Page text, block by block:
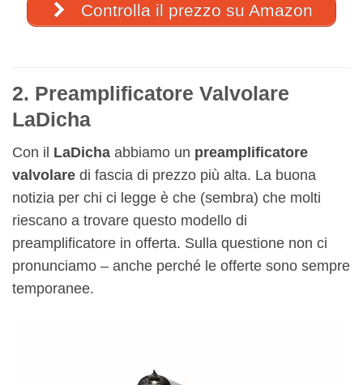
Controlla il prezzo su Amazon
2. Preamplificatore Valvolare
LaDicha
Con il LaDicha abbiamo un preamplificatore
valvolare di fascia di prezzo più alta. La buona
notizia per chi ci legge è che (sembra) che molti
riescano a trovare questo modello di
preamplificatore in offerta. Sulla questione non ci
pronunciamo – anche perché le offerte sono sempre
temporanee.